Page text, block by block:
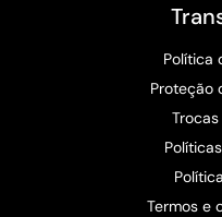
Política
Proteção
Termos e